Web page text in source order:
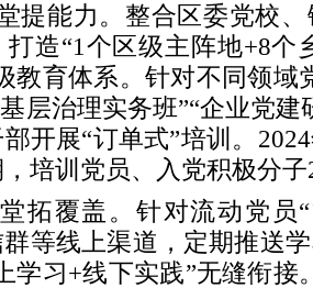
提能力。整合区委党校
造“1个区级主阵地+8个
教育体系。针对不同领域
层治理实务班”“企业党
开展“订单式”培训。
培训党员、入党积极分
拓覆盖。针对流动党员
等线上渠道，定期推送
学习+线下实践”无缝衔接